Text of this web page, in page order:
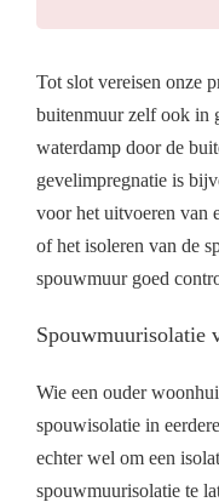
Tot slot vereisen onze
buitenmuur zelf ook in
waterdamp door de
gevelimpregnatie is
voor het uitvoeren van
of het isoleren van de
spouwmuur goed
Spouwmuurisolatie
Wie een ouder
spouwisolatie in
echter wel om een
spouwmuurisolatie te